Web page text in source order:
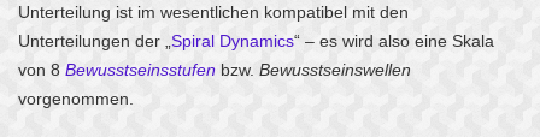
Unterteilung ist im wesentlichen kompatibel mit den
Unterteilungen der „ Spiral Dynamics“ – es wird also eine Skala
von 8 Bewusstseinsstufen bzw. Bewusstseinswellen
vorgenommen.